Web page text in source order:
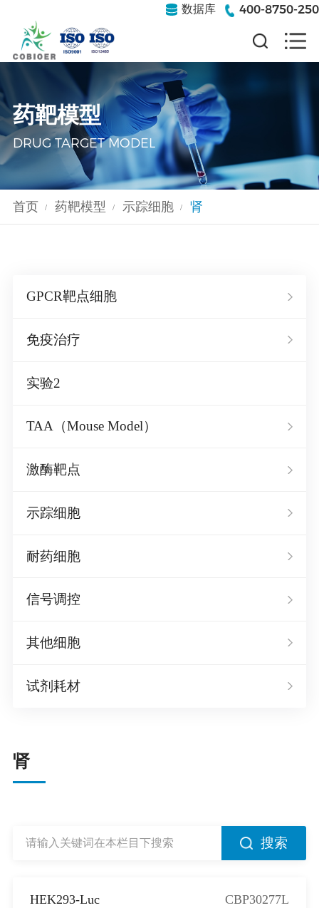
数据库 400-8750-250
药靶模型
DRUG TARGET MODEL
首页 / 药靶模型 / 示踪细胞 / 肾
GPCR靶点细胞
免疫治疗
实验2
TAA（Mouse Model）
激酶靶点
示踪细胞
耐药细胞
信号调控
其他细胞
试剂耗材
肾
搜索
HEK293-Luc CBP30277L